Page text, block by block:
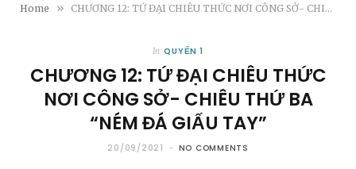
Home » CHƯƠNG 12: TỨ ĐẠI CHIÊU THỨC NƠI CÔNG SỞ- CHIÊU THỨ BA “NÉM ĐÁ GIẤU TAY”
In QUYỂN 1
CHƯƠNG 12: TỨ ĐẠI CHIÊU THỨC
NƠI CÔNG SỞ- CHIÊU THỨ BA
“NÉM ĐÁ GIẤU TAY”
20/09/2021 NO COMMENTS